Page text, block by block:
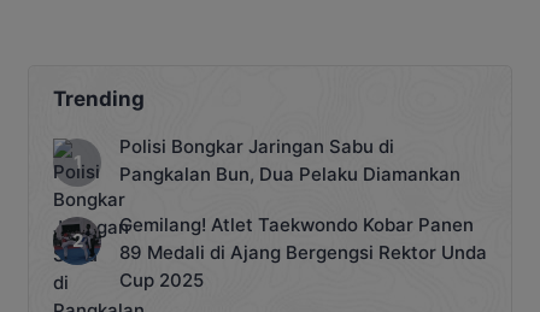
Trending
Polisi Bongkar Jaringan Sabu di
Pangkalan Bun, Dua Pelaku Diamankan
Gemilang! Atlet Taekwondo Kobar Panen
89 Medali di Ajang Bergengsi Rektor Unda
Cup 2025